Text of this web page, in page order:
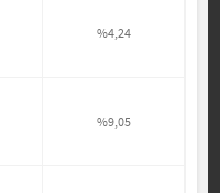
%4,24
%9,05